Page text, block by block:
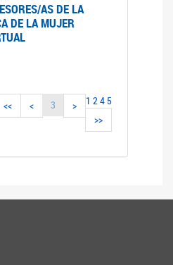
AS DE LA
DE LA MUJER
<< < 1 2
3 4 5
>
>>